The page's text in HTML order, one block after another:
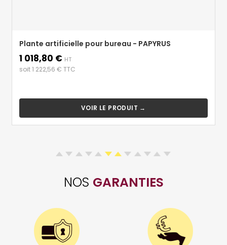
Plante artificielle pour bureau - PAPYRUS
Prix
1 018,80 € HT
soit 1 222,56 € TTC
VOIR LE PRODUIT →
NOS GARANTIES